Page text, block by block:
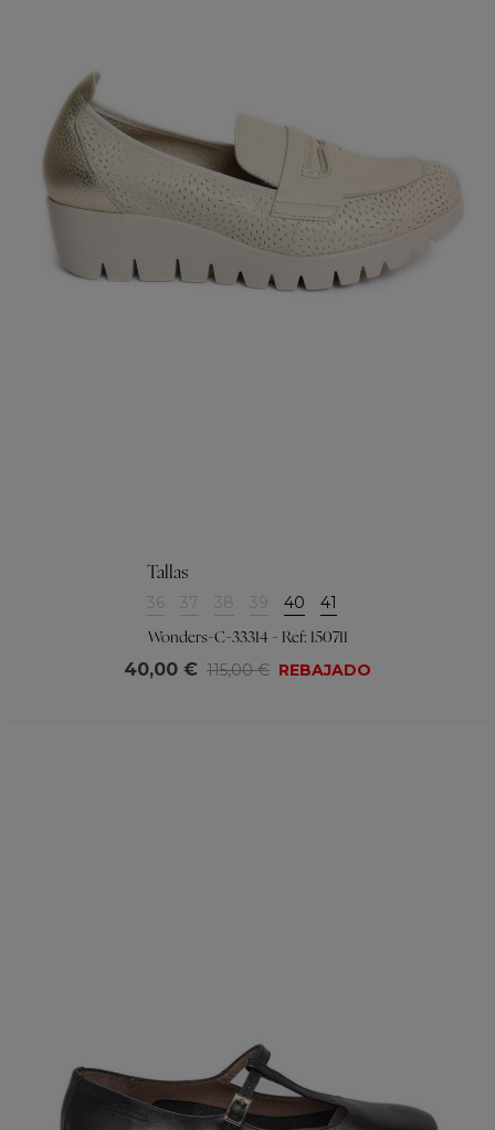
Tallas
36 37 38 39 40 41
Wonders-C-33314 - Ref: 150711
40,00 € 115,00 € REBAJADO